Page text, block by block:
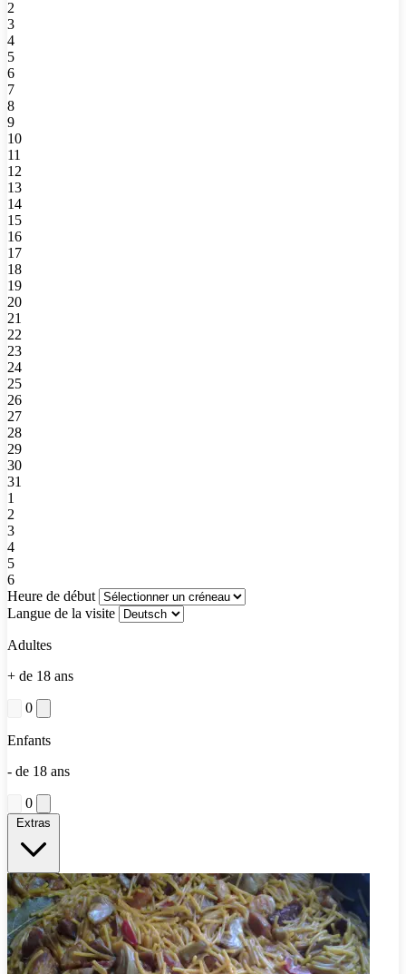
2
3
4
5
6
7
8
9
10
11
12
13
14
15
16
17
18
19
20
21
22
23
24
25
26
27
28
29
30
31
1
2
3
4
5
6
Heure de début
Langue de la visite
Adultes
+ de 18 ans
0
Enfants
- de 18 ans
0
Extras